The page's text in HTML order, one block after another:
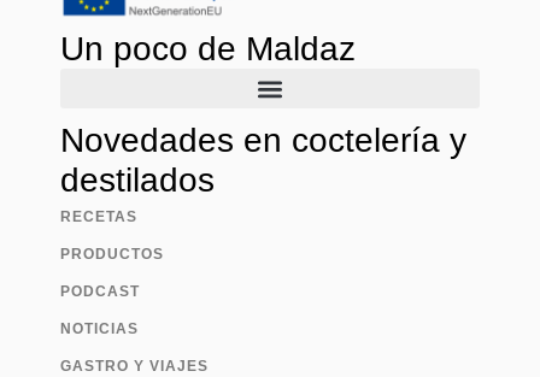
Un poco de Maldaz
Novedades en coctelería y
destilados
RECETAS
PRODUCTOS
PODCAST
NOTICIAS
GASTRO Y VIAJES